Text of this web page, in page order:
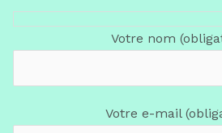
Votre nom
Votre e-mail